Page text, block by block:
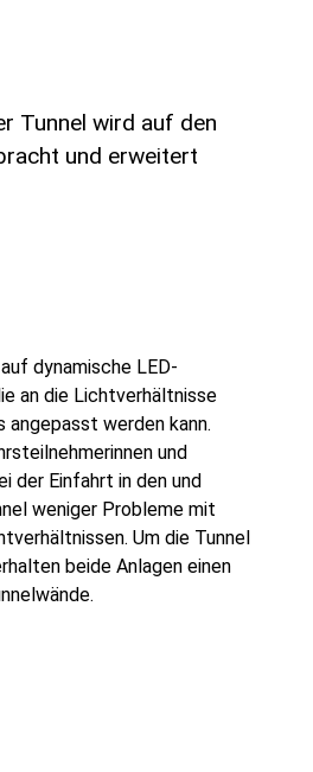
Tunnel wird auf den
und erweitert
dynamische LED-
an die Lichtverhältnisse
angepasst werden kann.
und
der Einfahrt in den und
weniger Probleme mit
Um die Tunnel
beide Anlagen einen